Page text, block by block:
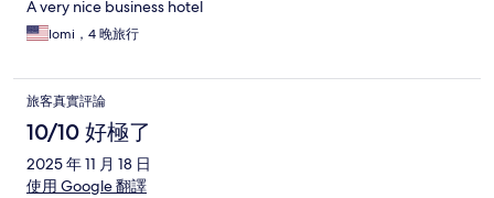
A very nice business hotel
lomi，4 晚旅行
旅客真實評論
10/10 好極了
2025 年 11 月 18 日
使用 Google 翻譯